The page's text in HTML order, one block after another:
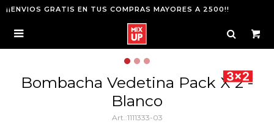
¡¡ENVIOS GRATIS EN TUS COMPRAS MAYORES A 2500!!

Bombacha Vedetina Pack X 2 -
Blanco
1111333-03